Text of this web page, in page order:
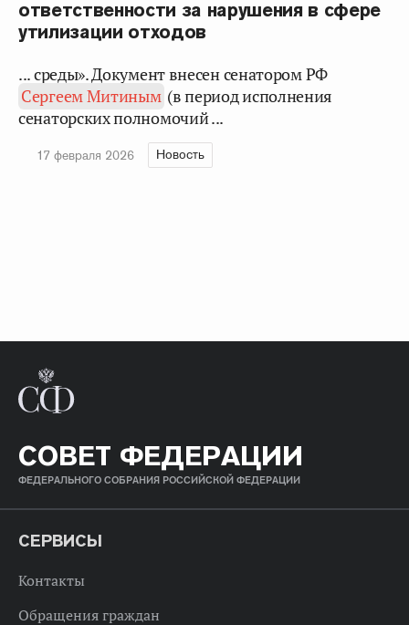
ответственности за нарушения в сфере
утилизации отходов
... среды». Документ внесен сенатором РФ
Сергеем Митиным (в период исполнения
сенаторских полномочий ...
17 февраля 2026 Новость
СОВЕТ ФЕДЕРАЦИИ
ФЕДЕРАЛЬНОГО СОБРАНИЯ РОССИЙСКОЙ ФЕДЕРАЦИИ
СЕРВИСЫ
Контакты
Обращения граждан